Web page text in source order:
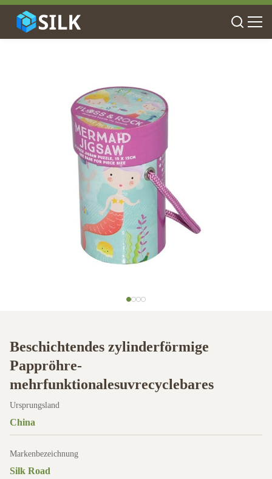
Beschichtendes zylinderförmige
Pappröhre-
mehrfunktionalesuvrecyclebares
Ursprungsland
China
Markenbezeichnung
Silk Road